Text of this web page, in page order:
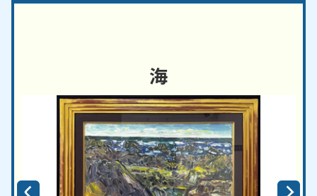
東京メトロ銀座線／東京メトロ日比谷線／東京メト
銀座駅／日本橋駅／京橋駅／三越前駅／東銀座駅／
宝町駅／人形町駅／水天宮前駅
千代田区 ・ 港区・台東区など、周辺地域からのご依
頼にも対応しております。
海